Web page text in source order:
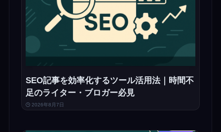
SEO記事を効率化するツール活用法｜時間不
足のライター・ブロガー必見
2026年8月7日